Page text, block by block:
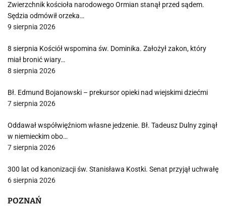
Zwierzchnik kościoła narodowego Ormian stanął przed sądem.
Sędzia odmówił orzeka…
9 sierpnia 2026
8 sierpnia Kościół wspomina św. Dominika. Założył zakon, który
miał bronić wiary…
8 sierpnia 2026
Bł. Edmund Bojanowski – prekursor opieki nad wiejskimi dziećmi
7 sierpnia 2026
Oddawał współwięźniom własne jedzenie. Bł. Tadeusz Dulny zginął
w niemieckim obo…
7 sierpnia 2026
300 lat od kanonizacji św. Stanisława Kostki. Senat przyjął uchwałę
6 sierpnia 2026
POZNAŃ